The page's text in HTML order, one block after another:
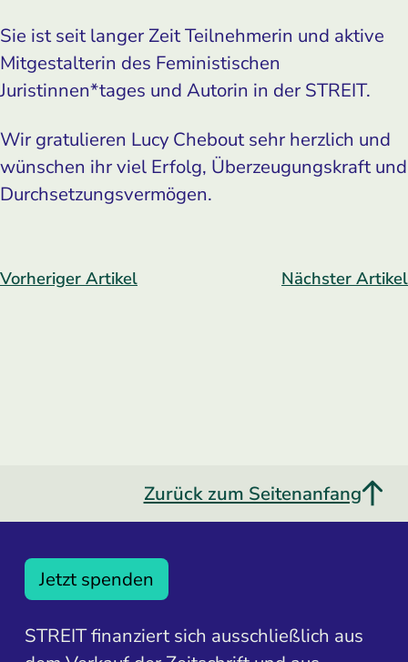
Sie ist seit langer Zeit Teilnehmerin und aktive
Mitgestalterin des Feministischen
Juristinnen*tages und Autorin in der STREIT.
Wir gratulieren Lucy Chebout sehr herzlich und
wünschen ihr viel Erfolg, Überzeugungskraft und
Durchsetzungsvermögen.
Vorheriger Artikel Nächster Artikel
Zurück zum Seitenanfang
Jetzt spenden
STREIT finanziert sich ausschließlich aus